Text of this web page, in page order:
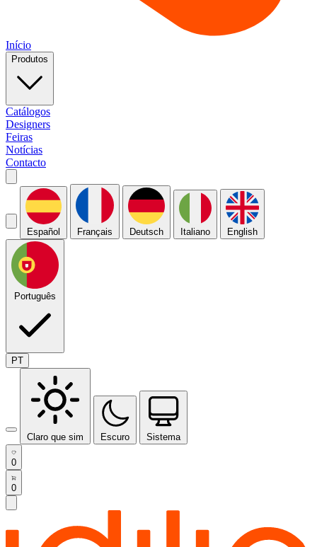
Início
Produtos
Catálogos
Designers
Feiras
Notícias
Contacto
Español Français Deutsch Italiano English
Português
PT
Claro que sim Escuro Sistema
0
0